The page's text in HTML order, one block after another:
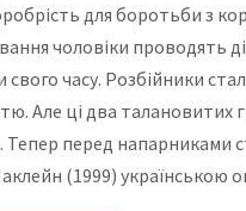
для боротьби з
чоловіки проводять
свого часу. Розбійники
Але ці два
Тепер перед напарниками
(1999) українською